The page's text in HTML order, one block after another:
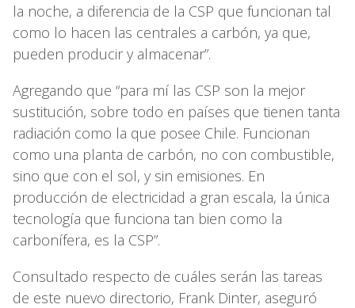
la noche, a diferencia de la CSP que funcionan tal
como lo hacen las centrales a carbón, ya que,
pueden producir y almacenar”.
Agregando que “para mí las CSP son la mejor
sustitución, sobre todo en países que tienen tanta
radiación como la que posee Chile. Funcionan
como una planta de carbón, no con combustible,
sino que con el sol, y sin emisiones. En
producción de electricidad a gran escala, la única
tecnología que funciona tan bien como la
carbonífera, es la CSP”.
Consultado respecto de cuáles serán las tareas
de este nuevo directorio, Frank Dinter, aseguró